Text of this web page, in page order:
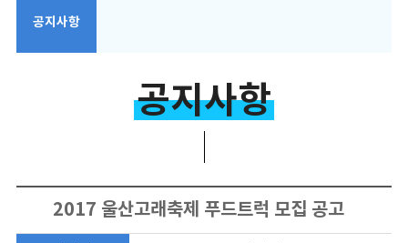
공지사항
공지사항
2017 울산고래축제 푸드트럭 모집 공고